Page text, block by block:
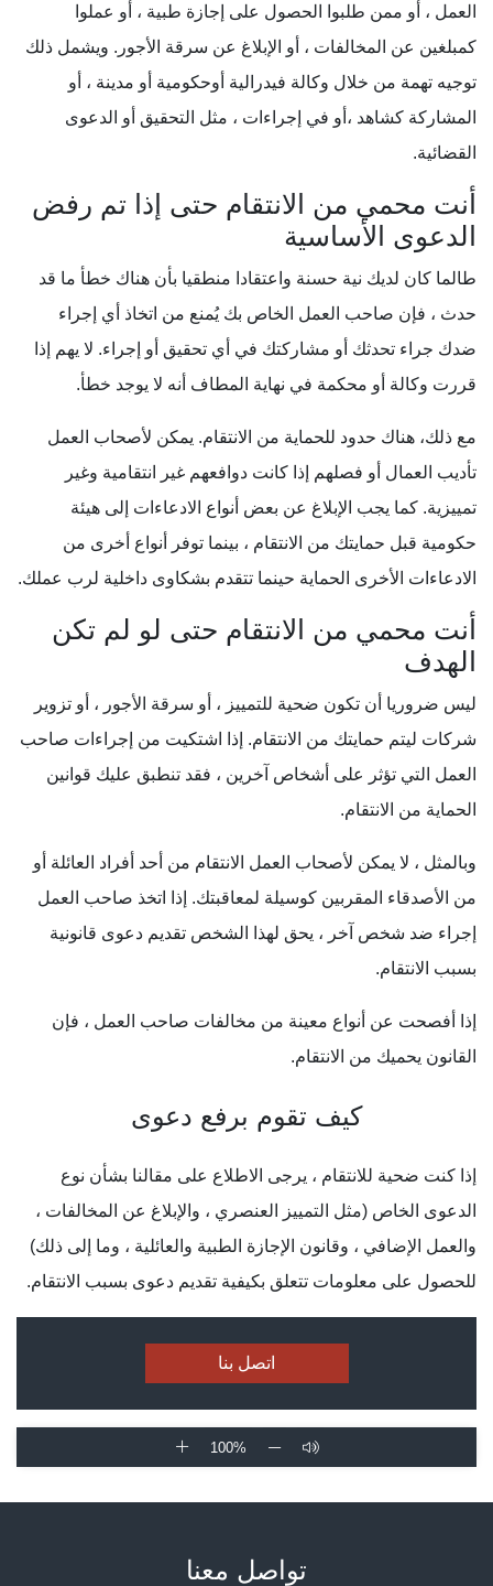
العمل ، أو ممن طلبوا الحصول على إجازة طبية ، أو عملوا
كمبلغين عن المخالفات ، أو الإبلاغ عن سرقة الأجور. ويشمل ذلك
توجيه تهمة من خلال وكالة فيدرالية أوحكومية أو مدينة ، أو
المشاركة كشاهد ،أو في إجراءات ، مثل التحقيق أو الدعوى
القضائية.
أنت محمي من الانتقام حتى إذا تم رفض
الدعوى الأساسية
طالما كان لديك نية حسنة واعتقادا منطقيا بأن هناك خطأ ما قد
حدث ، فإن صاحب العمل الخاص بك يُمنع من اتخاذ أي إجراء
ضدك جراء تحدثك أو مشاركتك في أي تحقيق أو إجراء. لا يهم إذا
قررت وكالة أو محكمة في نهاية المطاف أنه لا يوجد خطأ.
مع ذلك، هناك حدود للحماية من الانتقام. يمكن لأصحاب العمل
تأديب العمال أو فصلهم إذا كانت دوافعهم غير انتقامية وغير
تمييزية. كما يجب الإبلاغ عن بعض أنواع الادعاءات إلى هيئة
حكومية قبل حمايتك من الانتقام ، بينما توفر أنواع أخرى من
الادعاءات الأخرى الحماية حينما تتقدم بشكاوى داخلية لرب عملك.
أنت محمي من الانتقام حتى لو لم تكن
الهدف
ليس ضروريا أن تكون ضحية للتمييز ، أو سرقة الأجور ، أو تزوير
شركات ليتم حمايتك من الانتقام. إذا اشتكيت من إجراءات صاحب
العمل التي تؤثر على أشخاص آخرين ، فقد تنطبق عليك قوانين
الحماية من الانتقام.
وبالمثل ، لا يمكن لأصحاب العمل الانتقام من أحد أفراد العائلة أو
من الأصدقاء المقربين كوسيلة لمعاقبتك. إذا اتخذ صاحب العمل
إجراء ضد شخص آخر ، يحق لهذا الشخص تقديم دعوى قانونية
بسبب الانتقام.
إذا أفصحت عن أنواع معينة من مخالفات صاحب العمل ، فإن
القانون يحميك من الانتقام.
كيف تقوم برفع دعوى
إذا كنت ضحية للانتقام ، يرجى الاطلاع على مقالنا بشأن نوع
الدعوى الخاص (مثل التمييز العنصري ، والإبلاغ عن المخالفات ،
والعمل الإضافي ، وقانون الإجازة الطبية والعائلية ، وما إلى ذلك)
للحصول على معلومات تتعلق بكيفية تقديم دعوى بسبب الانتقام.
اتصل بنا
100%
تواصل معنا